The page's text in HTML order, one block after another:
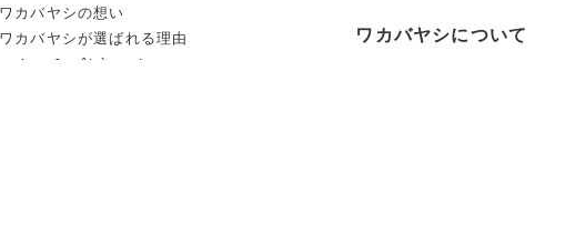
ワカバヤシの想い
ワカバヤシが選ばれる理由
maison&prêt-à-porter
ワカバヤシについて